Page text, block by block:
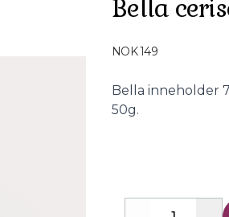
Bella
NOK 149
Description
Bella inneholder
50g.